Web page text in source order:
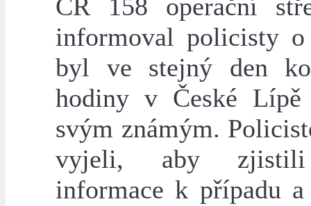
ČR 158 operační
informoval policisty
byl ve stejný den
hodiny v České Lípě
svým známým.
vyjeli, aby
informace k případu